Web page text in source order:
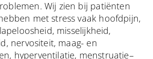
Wij zien bij patiënten
met stress vaak hoofdpijn,
misselijkheid,
nervositeit, maag- en
hyperventilatie, menstruatie–